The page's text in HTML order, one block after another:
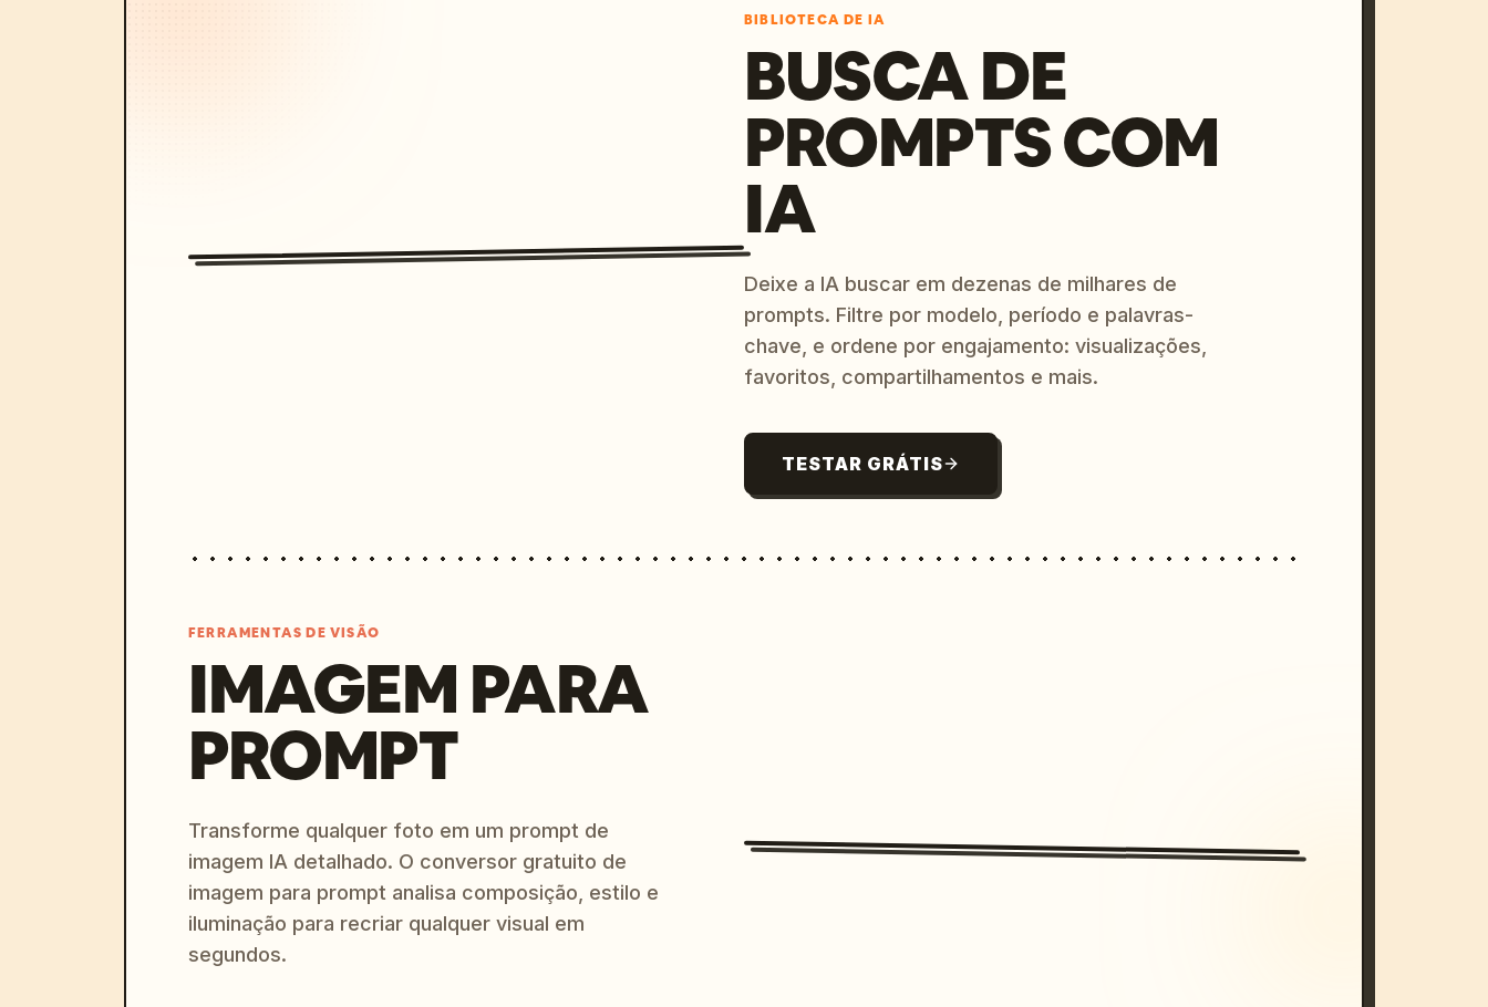
BIBLIOTECA DE IA
BUSCA DE
PROMPTS COM
IA
Deixe a IA buscar em dezenas de milhares de
prompts. Filtre por modelo, período e palavras-
chave, e ordene por engajamento: visualizações,
favoritos, compartilhamentos e mais.
TESTAR GRÁTIS
FERRAMENTAS DE VISÃO
IMAGEM PARA
PROMPT
Transforme qualquer foto em um prompt de
imagem IA detalhado. O conversor gratuito de
imagem para prompt analisa composição, estilo e
iluminação para recriar qualquer visual em
segundos.